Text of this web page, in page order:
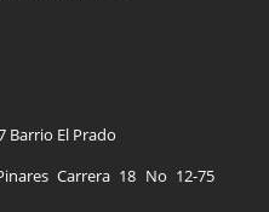
Barrio El Prado
Carrera 18 No 12-75